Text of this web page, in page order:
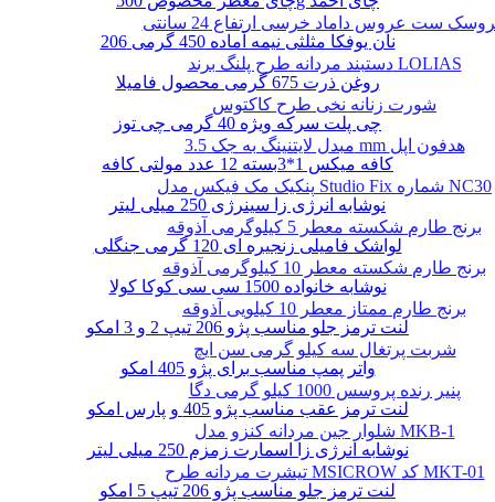
ست عروس داماد خرسی ارتفاع 24 سانتی
دستبند مردانه طرح پلنگ برند LOLIAS
شورت زنانه نخی طرح کاکتوس
مبدل لایتنینگ به جک 3.5 mm هدفون اپل
پنکیک مک فیکس مدل Studio Fix شماره NC30
برنج طارم شکسته معطر 5 کیلوگرمی آذوقه
برنج طارم شکسته معطر 10 کیلوگرمی آذوقه
برنج طارم ممتاز معطر 10 کیلویی آذوقه
شربت پرتغال سه کیلو گرمی سن ایچ
پنیر رنده پروسس 1000 کیلو گرمی دگا
شلوار جین مردانه کنزو مدل MKB-1
تیشرت مردانه طرح MSICROW کد MKT-01
نان یوفکا مثلثی نیمه آماده 450 گرمی 206
روغن ذرت 675 گرمی محصول فامیلا
چی پلت سرکه ویژه 40 گرمی چی توز
کافه میکس 1*3بسته 12 عدد مولتی کافه
نوشابه انرژی زا سینرژی 250 میلی لیتر
لواشک فامیلی زنجیره ای 120 گرمی جنگلی
نوشابه خانواده 1500 سی سی کوکا کولا
لنت ترمز جلو مناسب پژو 206 تیپ 2 و 3 امکو
واتر پمپ مناسب برای پژو 405 امکو
لنت ترمز عقب مناسب پژو 405 و پارس امکو
نوشابه انرژی زا اسمارت زمزم 250 میلی لیتر
لنت ترمز جلو مناسب پژو 206 تیپ 5 امکو